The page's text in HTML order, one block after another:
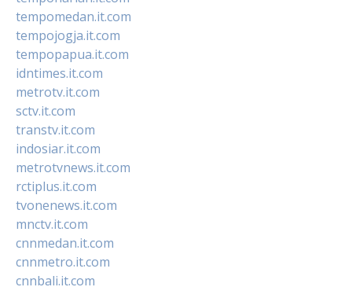
tempomedan.it.com
tempojogja.it.com
tempopapua.it.com
idntimes.it.com
metrotv.it.com
sctv.it.com
transtv.it.com
indosiar.it.com
metrotvnews.it.com
rctiplus.it.com
tvonenews.it.com
mnctv.it.com
cnnmedan.it.com
cnnmetro.it.com
cnnbali.it.com